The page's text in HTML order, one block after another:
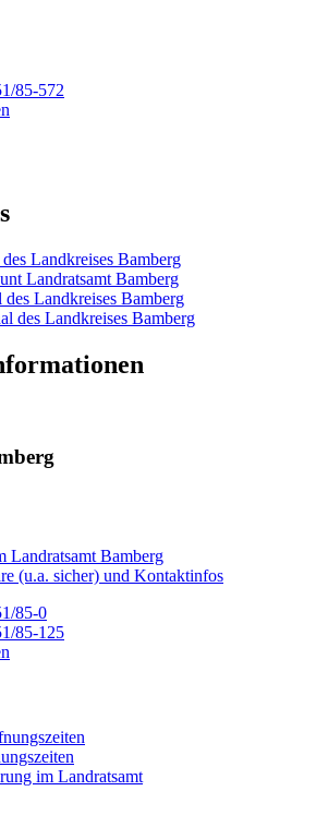
85-572
Landkreises Bamberg
Landratsamt Bamberg
Landkreises Bamberg
des Landkreises Bamberg
Landratsamt Bamberg
(u.a. sicher) und Kontaktinfos
85-0
85-125
im Landratsamt